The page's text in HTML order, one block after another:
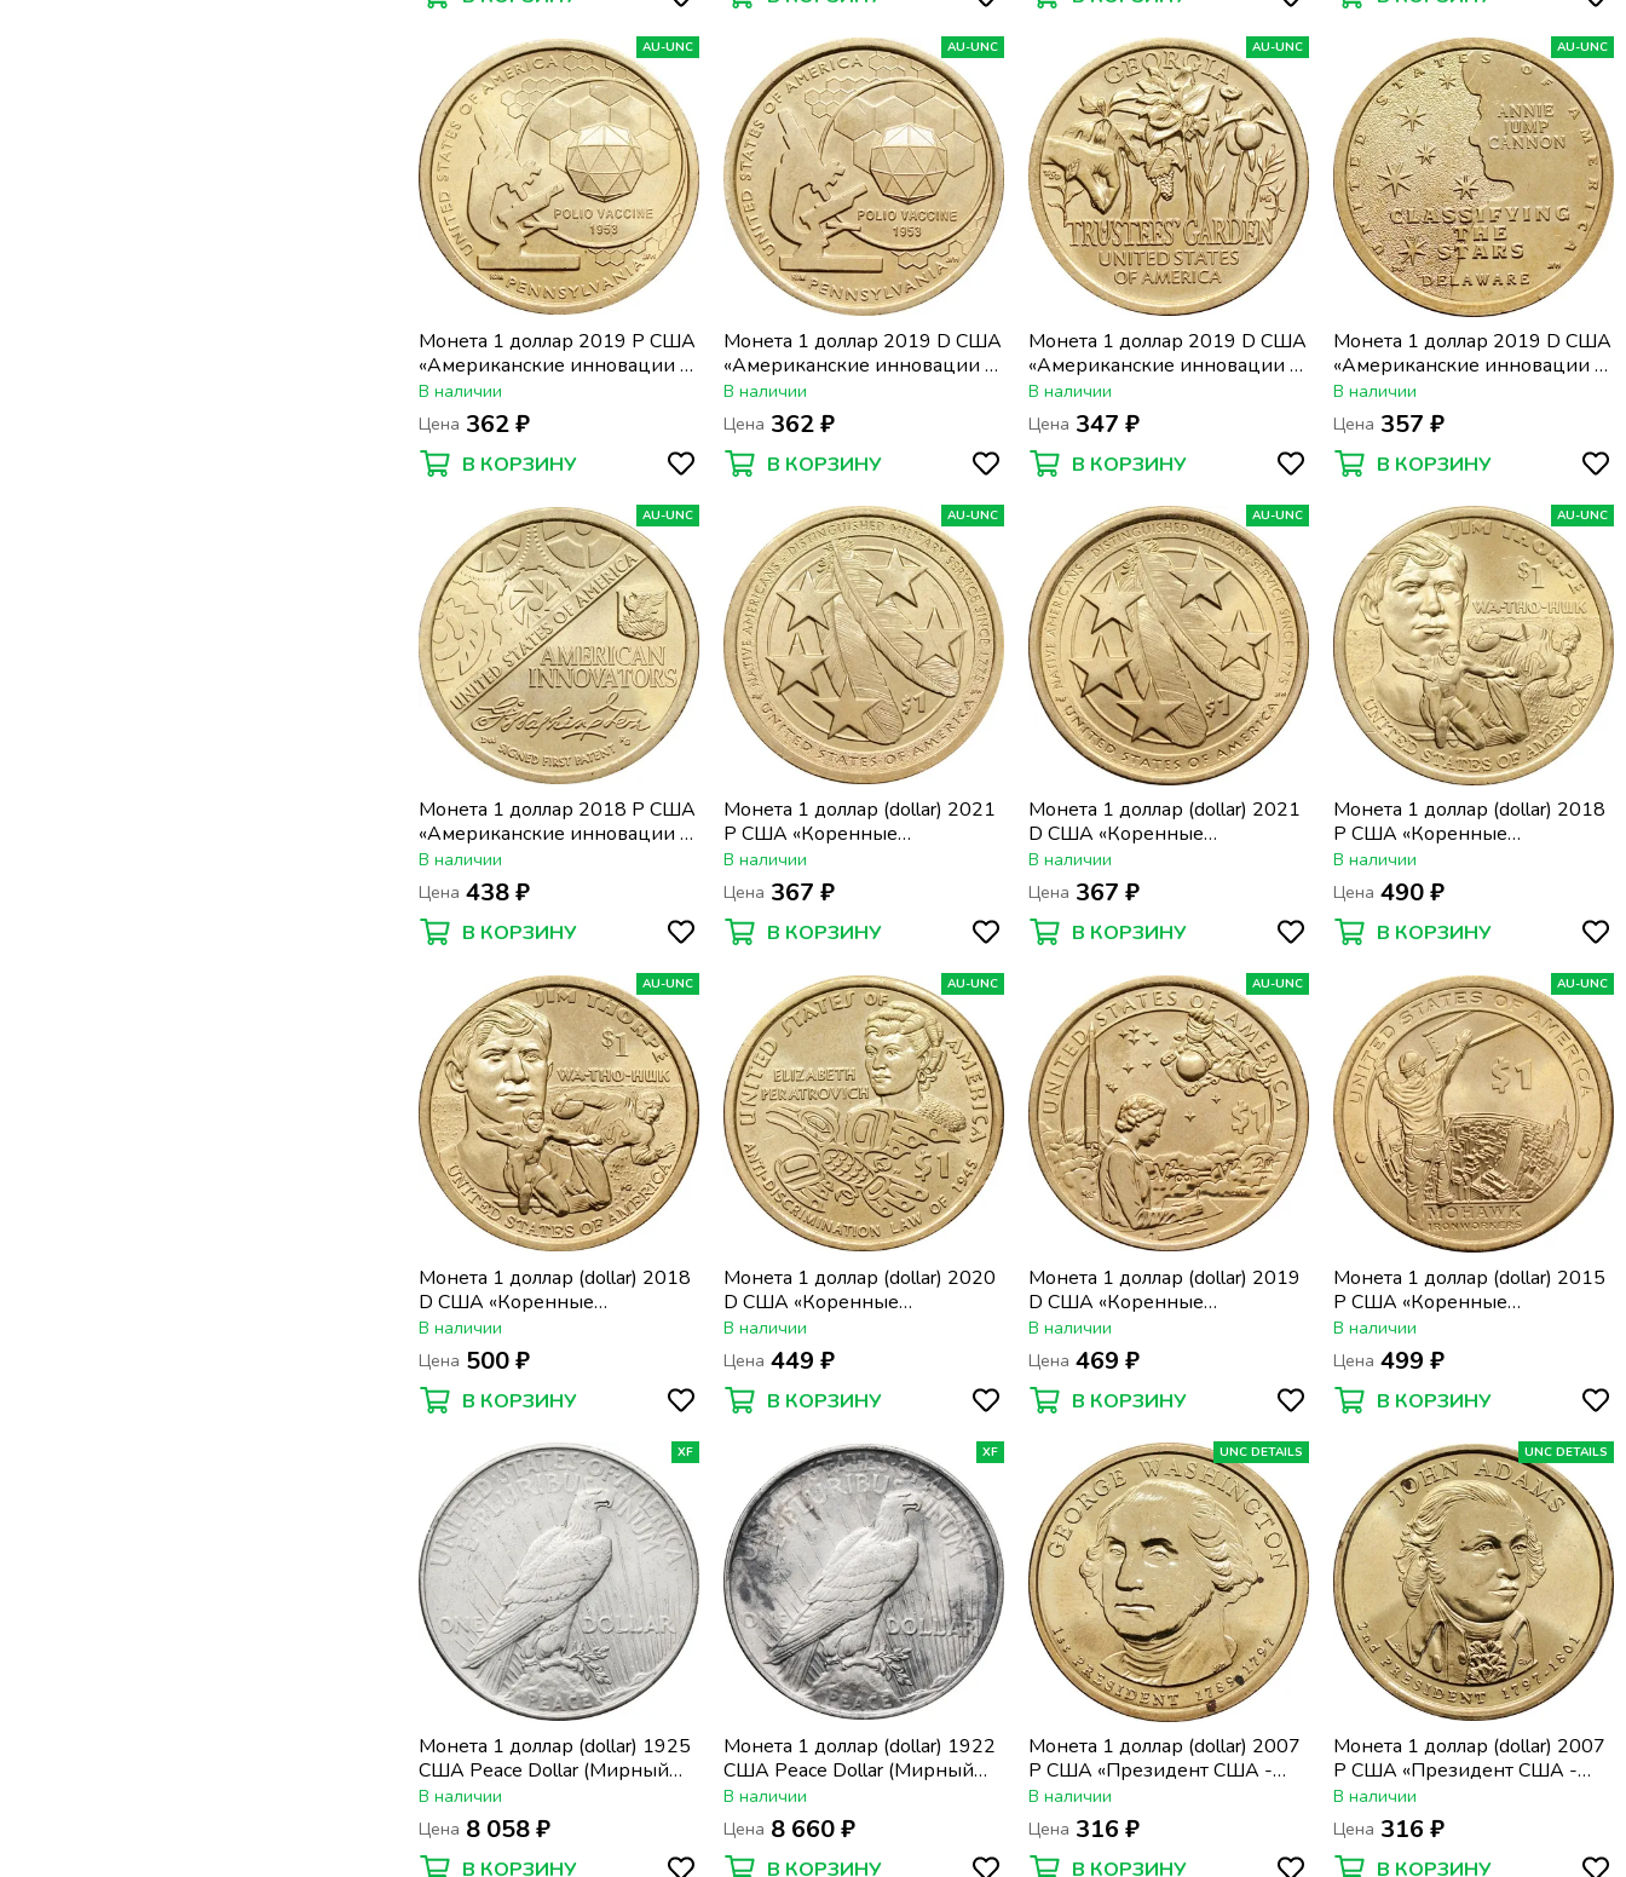
AU-UNC
Монета 1 доллар 2019 P США
«Американские инновации -
Пенсильвания. Вакцина
против полиомиелита»
В наличии
Цена 362 ₽
В КОРЗИНУ
AU-UNC
Монета 1 доллар 2019 D США
«Американские инновации -
Пенсильвания. Вакцина
против полиомиелита»
В наличии
Цена 362 ₽
В КОРЗИНУ
AU-UNC
Монета 1 доллар 2019 D США
«Американские инновации -
Джорджия. Сад попечителей»
В наличии
Цена 347 ₽
В КОРЗИНУ
AU-UNC
Монета 1 доллар 2019 D США
«Американские инновации -
Делавэр. Энни Джамп
Кэннон»
В наличии
Цена 357 ₽
В КОРЗИНУ
AU-UNC
Монета 1 доллар 2018 P США
«Американские инновации -
Первый патент»
В наличии
Цена 438 ₽
В КОРЗИНУ
AU-UNC
Монета 1 доллар (dollar) 2021
P США «Коренные
Американцы - Индейцы в
армии США»
В наличии
Цена 367 ₽
В КОРЗИНУ
AU-UNC
Монета 1 доллар (dollar) 2021
D США «Коренные
Американцы - Индейцы в
армии США»
В наличии
Цена 367 ₽
В КОРЗИНУ
AU-UNC
Монета 1 доллар (dollar) 2018
P США «Коренные
Американцы - Джим Торп
"Уа-То-Хак"»
В наличии
Цена 490 ₽
В КОРЗИНУ
AU-UNC
Монета 1 доллар (dollar) 2018
D США «Коренные
Американцы - Джим Торп
"Уа-То-Хак"»
В наличии
Цена 500 ₽
В КОРЗИНУ
AU-UNC
Монета 1 доллар (dollar) 2020
D США «Коренные
Американцы - Элизабет
Ператрович, Закон о борьбе с
дискриминацией 1945»
В наличии
Цена 449 ₽
В КОРЗИНУ
AU-UNC
Монета 1 доллар (dollar) 2019
D США «Коренные
Американцы - Индейцы в
космической программе»
В наличии
Цена 469 ₽
В КОРЗИНУ
AU-UNC
Монета 1 доллар (dollar) 2015
P США «Коренные
Американцы - Рабочие
Мохоки»
В наличии
Цена 499 ₽
В КОРЗИНУ
XF
Монета 1 доллар (dollar) 1925
США Peace Dollar (Мирный
доллар)
В наличии
Цена 8 058 ₽
В КОРЗИНУ
XF
Монета 1 доллар (dollar) 1922
США Peace Dollar (Мирный
доллар)
В наличии
Цена 8 660 ₽
В КОРЗИНУ
UNC DETAILS
Монета 1 доллар (dollar) 2007
P США «Президент США -
Джордж Вашингтон (1789-
1797)», точки, не правильное
хранение
В наличии
Цена 316 ₽
В КОРЗИНУ
UNC DETAILS
Монета 1 доллар (dollar) 2007
P США «Президент США -
Джон Адамс (1797-1801)»,
точки, не правильное
хранение
В наличии
Цена 316 ₽
В КОРЗИНУ